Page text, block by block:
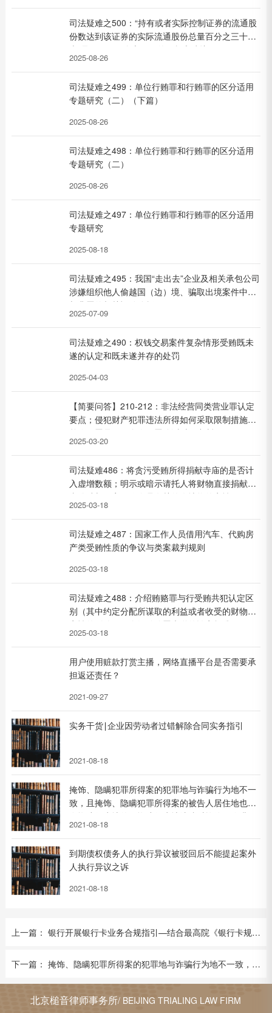
司法疑难之500：“持有或者实际控制证券的流通股
份数达到该证券的实际流通股份总量百分之三十以
上”是否只要一个交易日的解析和建议
2025-08-26
司法疑难之499：单位行贿罪和行贿罪的区分适用
专题研究（二）（下篇）
2025-08-26
司法疑难之498：单位行贿罪和行贿罪的区分适用
专题研究（二）
2025-08-26
司法疑难之497：单位行贿罪和行贿罪的区分适用
专题研究
2025-08-18
司法疑难之495：我国“走出去”企业及相关承包公司
涉嫌组织他人偷越国（边）境、骗取出境案件中罪
与非罪的相关疑难分析
2025-07-09
司法疑难之490：权钱交易案件复杂情形受贿既未
遂的认定和既未遂并存的处罚
2025-04-03
【简要问答】210-212：非法经营同类营业罪认定
要点；侵犯财产犯罪违法所得如何采取限制措施；
单位犯罪是否因个人犯罪追诉时效中断
2025-03-20
司法疑难486：将贪污受贿所得捐献寺庙的是否计
入虚增数额；明示或暗示请托人将财物直接捐献或
者赞助与国家工作人员有关的人地物的定性
2025-03-18
司法疑难之487：国家工作人员借用汽车、代购房
产类受贿性质的争议与类案裁判规则
2025-03-18
司法疑难之488：介绍贿赂罪与行受贿共犯认定区
别（其中约定分配所谋取的利益或者收受的财物对
定性的影响）；介绍贿赂罪未遂的认定标准
2025-03-18
用户使用赃款打赏主播，网络直播平台是否需要承
担返还责任？
2021-09-27
实务干货∣企业因劳动者过错解除合同实务指引
2021-08-18
掩饰、隐瞒犯罪所得案的犯罪地与诈骗行为地不一
致，且掩饰、隐瞒犯罪所得案的被告人居住地也不
在诈骗行为地的，诈骗行为地法院对掩饰、隐瞒犯
罪所得案有管辖权
2021-08-18
到期债权债务人的执行异议被驳回后不能提起案外
人执行异议之诉
2021-08-18
上一篇： 银行开展银行卡业务合规指引—结合最高院《银行卡规定》
下一篇： 掩饰、隐瞒犯罪所得案的犯罪地与诈骗行为地不一致，且掩饰、隐瞒犯罪所得案的被告人居住地也不在诈骗行为地的，诈骗行为地法院对掩饰、隐瞒犯罪所得案有管辖权
北京槌音律师事务所/ BEIJING TRIALING LAW FIRM